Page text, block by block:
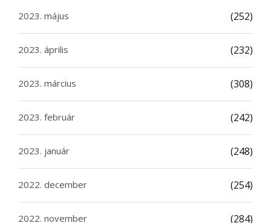
2023. május (252)
2023. április (232)
2023. március (308)
2023. február (242)
2023. január (248)
2022. december (254)
2022. november (284)